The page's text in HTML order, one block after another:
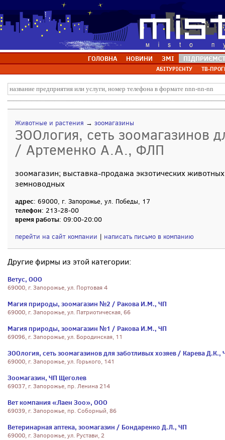
ГОЛОВНА НОВИНИ ЗМІ
АБІТУРІЄНТУ ТВ-
Животные и растения → зоомагазины
ЗООлогия, сеть зоомагазинов
/ Артеменко А.А., ФЛП
зоомагазин; выставка-продажа экзотических
земноводных
адрес: 69000, г. Запорожье, ул. Победы, 17
телефон: 213-28-00
время работы: 09:00-20:00
перейти на сайт компании | написать письмо в компанию
Другие фирмы из этой категории:
Ветус, ООО
69000, г. Запорожье, ул. Портовая 4
Магия природы, зоомагазин №2 / Ракова И.М., ЧП
69000, г. Запорожье, ул. Патриотическая, 66
Магия природы, зоомагазин №1 / Ракова И.М., ЧП
69096, г. Запорожье, ул. Бородинская, 11
ЗООлогия, сеть зоомагазинов для заботливых хозяев / Карева Д.К.,
69000, г. Запорожье, ул. Горького, 141
Зоомагазин, ЧП Щеголев
69037, г. Запорожье, пр. Ленина 214
Вет компания «Лаен Зоо», ООО
69039, г. Запорожье, пр. Соборный, 86
Ветеринарная аптека, зоомагазин / Бондаренко Д.Л., ЧП
69000, г. Запорожье, ул. Рустави, 2